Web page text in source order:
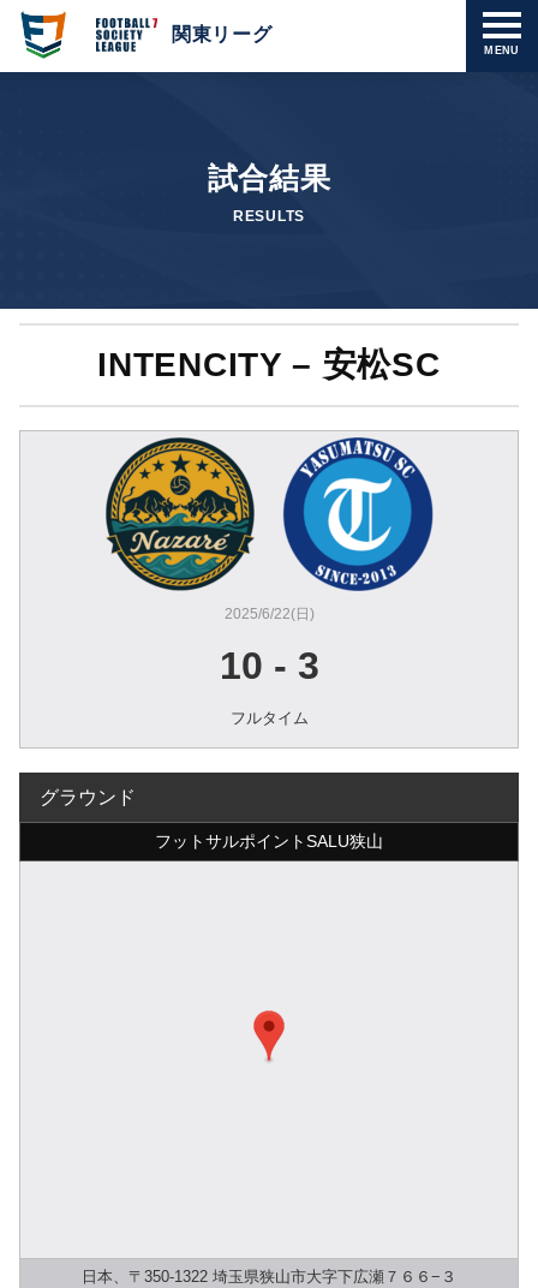
MENU
関東リーグ
試合結果
RESULTS
INTENCITY – 安松SC
2025/6/22(日)
10 - 3
フルタイム
グラウンド
フットサルポイントSALU狭山
日本、〒350-1322 埼玉県狭山市大字下広瀬７６６−３